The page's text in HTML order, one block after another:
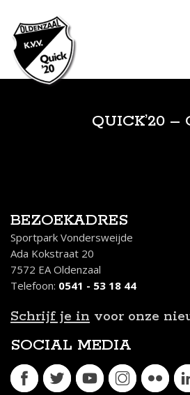
QUICK’20 –
BEZOEKADRES
Sportpark Vondersweijde
Ada Kokstraat 20
7572 EA Oldenzaal
Telefoon: 0541 - 53 18 44
Schrijf je in voor onze
SOCIAL MEDIA